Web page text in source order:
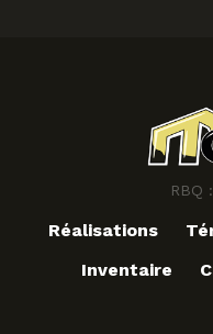
RBQ
Réalisations
Inventaire